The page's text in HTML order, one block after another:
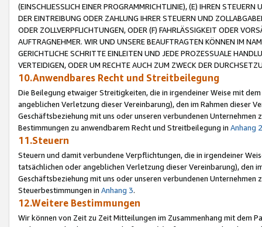
(EINSCHLIESSLICH EINER PROGRAMMRICHTLINIE), (E) IHREN
DER EINTREIBUNG ODER ZAHLUNG IHRER STEUERN UND
ODER ZOLLVERPFLICHTUNGEN, ODER (F) FAHRLÄSSIGKEIT ODER
AUFTRAGNEHMER. WIR UND UNSERE BEAUFTRAGTEN KÖNNEN IM
GERICHTLICHE SCHRITTE EINLEITEN UND JEDE PROZESSUALE
VERTEIDIGEN, ODER UM RECHTE AUCH ZUM ZWECK DER
10.Anwendbares Recht und Streitbeilegung
Die Beilegung etwaiger Streitigkeiten, die in irgendeiner Weise mit
angeblichen Verletzung dieser Vereinbarung), den im Rahmen dieser
Geschäftsbeziehung mit uns oder unseren verbundenen
Bestimmungen zu anwendbarem Recht und Streitbeilegung in Anhang 2
11.Steuern
Steuern und damit verbundene Verpflichtungen, die in irgendeiner
tatsächlichen oder angeblichen Verletzung dieser Vereinbarung), den
Geschäftsbeziehung mit uns oder unseren verbundenen
Steuerbestimmungen in Anhang 3.
12.Weitere Bestimmungen
Wir können von Zeit zu Zeit Mitteilungen im Zusammenhang mit dem